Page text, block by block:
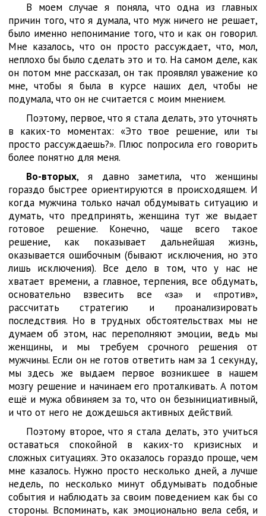
В моем случае я поняла, что одна из главных
причин того, что я думала, что муж ничего не решает,
было именно непонимание того, что и как он говорил.
Мне казалось, что он просто рассуждает, что, мол,
неплохо бы было сделать это и то. На самом деле, как
он потом мне рассказал, он так проявлял уважение ко
мне, чтобы я была в курсе наших дел, чтобы не
подумала, что он не считается с моим мнением.
Поэтому, первое, что я стала делать, это уточнять
в каких-то моментах: «Это твое решение, или ты
просто рассуждаешь?». Плюс попросила его говорить
более понятно для меня.
Во-вторых, я давно заметила, что женщины
гораздо быстрее ориентируются в происходящем. И
когда мужчина только начал обдумывать ситуацию и
думать, что предпринять, женщина тут же выдает
готовое решение. Конечно, чаще всего такое
решение, как показывает дальнейшая жизнь,
оказывается ошибочным (бывают исключения, но это
лишь исключения). Все дело в том, что у нас не
хватает времени, а главное, терпения, все обдумать,
основательно взвесить все «за» и «против»,
рассчитать стратегию и проанализировать
последствия. Но в трудных обстоятельствах мы не
думаем об этом, нас переполняют эмоции, ведь мы
женщины, и мы требуем срочного решения от
мужчины. Если он не готов ответить нам за 1 секунду,
мы здесь же выдаем первое возникшее в нашем
мозгу решение и начинаем его проталкивать. А потом
ещё и мужа обвиняем за то, что он безынициативный,
и что от него не дождешься активных действий.
Поэтому второе, что я стала делать, это учиться
оставаться спокойной в каких-то кризисных и
сложных ситуациях. Это оказалось гораздо проще, чем
мне казалось. Нужно просто несколько дней, а лучше
недель, по несколько минут обдумывать подобные
события и наблюдать за своим поведением как бы со
стороны. Вспоминать, как эмоционально вела себя, и